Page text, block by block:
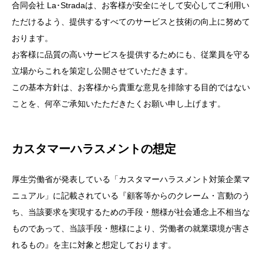
合同会社 La･Stradaは、お客様が安全にそして安心してご利用い
ただけるよう、提供するすべてのサービスと技術の向上に努めて
おります。
お客様に品質の高いサービスを提供するためにも、従業員を守る
立場からこれを策定し公開させていただきます。
この基本方針は、お客様から貴重な意見を排除する目的ではない
ことを、何卒ご承知いたただきたくお願い申し上げます。
カスタマーハラスメントの想定
厚生労働省が発表している「カスタマーハラスメント対策企業マ
ニュアル」に記載されている『顧客等からのクレーム・言動のう
ち、当該要求を実現するための手段・態様が社会通念上不相当な
ものであって、当該手段・態様により、労働者の就業環境が害さ
れるもの』を主に対象と想定しております。